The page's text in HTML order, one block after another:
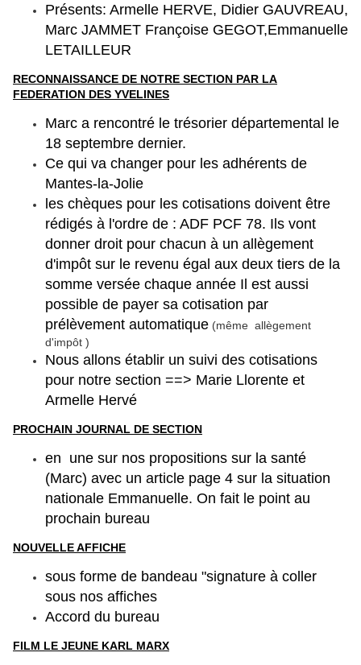
Présents: Armelle HERVE, Didier GAUVREAU,
Marc JAMMET Françoise GEGOT,Emmanuelle
LETAILLEUR
RECONNAISSANCE DE NOTRE SECTION PAR LA
FEDERATION DES YVELINES
Marc a rencontré le trésorier départemental le
18 septembre dernier.
Ce qui va changer pour les adhérents de
Mantes-la-Jolie
les chèques pour les cotisations doivent être
rédigés à l'ordre de : ADF PCF 78. Ils vont
donner droit pour chacun à un allègement
d'impôt sur le revenu égal aux deux tiers de la
somme versée chaque année Il est aussi
possible de payer sa cotisation par
prélèvement automatique (même allègement
d'impôt )
Nous allons établir un suivi des cotisations
pour notre section ==> Marie Llorente et
Armelle Hervé
PROCHAIN JOURNAL DE SECTION
en une sur nos propositions sur la santé
(Marc) avec un article page 4 sur la situation
nationale Emmanuelle. On fait le point au
prochain bureau
NOUVELLE AFFICHE
sous forme de bandeau "signature à coller
sous nos affiches
Accord du bureau
FILM LE JEUNE KARL MARX